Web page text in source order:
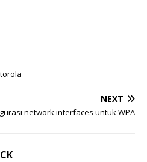
NEXT
network interfaces untuk WPA